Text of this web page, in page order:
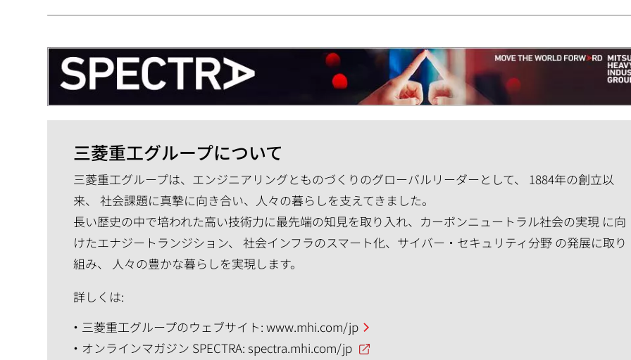
三菱重工グループについて
三菱重工グループは、エンジニアリングとものづくりのグローバルリーダーとして、 1884年の創立以
来、 社会課題に真摯に向き合い、人々の暮らしを支えてきました。
長い歴史の中で培われた高い技術力に最先端の知見を取り入れ、カーボンニュートラル社会の実現 に向
けたエナジートランジション、 社会インフラのスマート化、サイバー・セキュリティ分野 の発展に取り
組み、 人々の豊かな暮らしを実現します。
詳しくは:
三菱重工グループのウェブサイト: www.mhi.com/jp
オンラインマガジン SPECTRA: spectra.mhi.com/jp